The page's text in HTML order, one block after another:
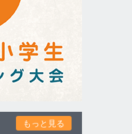
もっと見る